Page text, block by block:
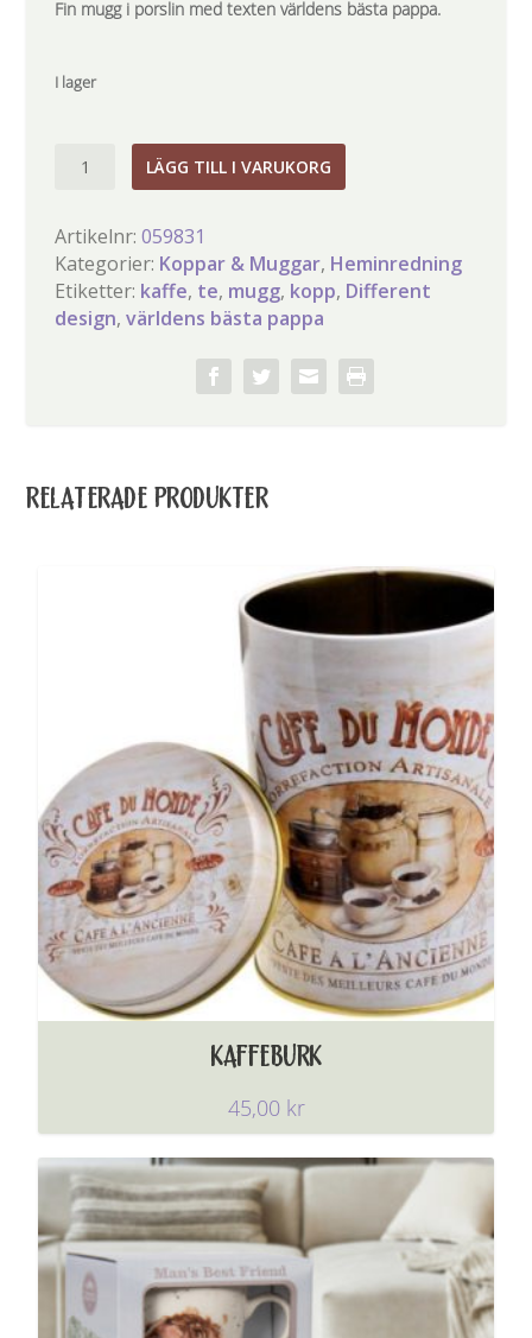
Fin mugg i porslin med texten världens bästa pappa.
I lager
Världens
mugg
mängd
LÄGG TILL I VARUKORG
Artikelnr:059831
Kategorier: Koppar & Muggar, Heminredning
Etiketter: kaffe, te, mugg, kopp, Different
design,världens bästa pappa
RELATERADE PRODUKTER
KAFFEBURK
45,00 kr